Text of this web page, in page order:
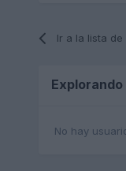
Ir a la lista
No hay